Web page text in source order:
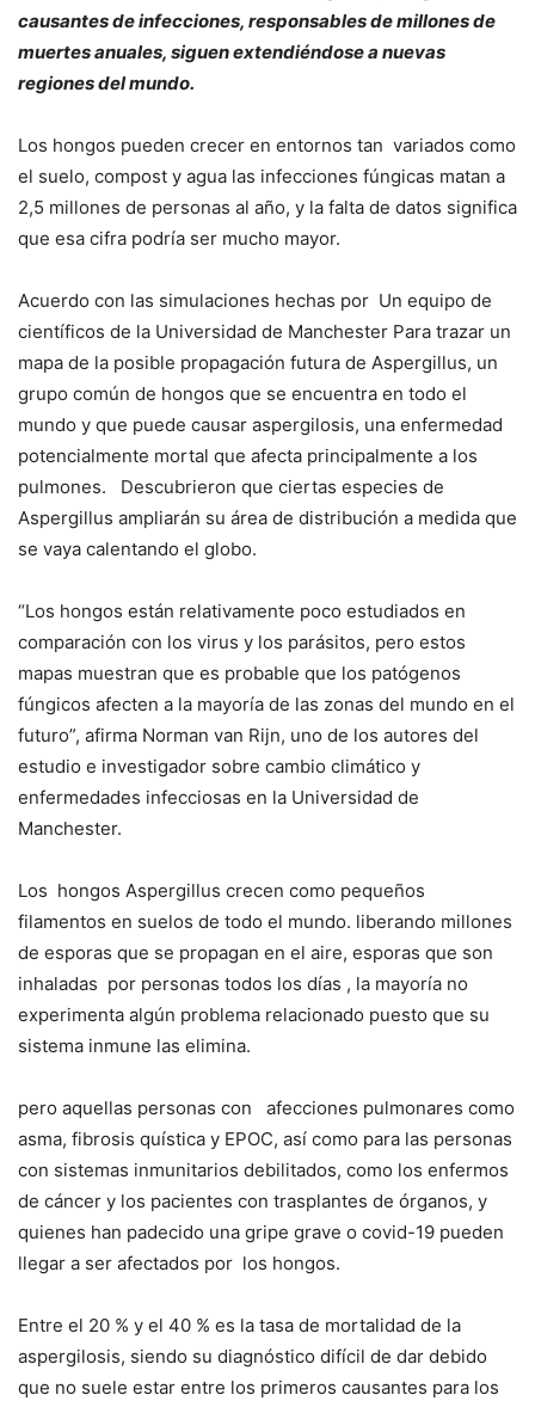
causantes de infecciones, responsables de millones de
muertes anuales, siguen extendiéndose a nuevas
regiones del mundo.
Los hongos pueden crecer en entornos tan variados como
el suelo, compost y agua las infecciones fúngicas matan a
2,5 millones de personas al año, y la falta de datos significa
que esa cifra podría ser mucho mayor.
Acuerdo con las simulaciones hechas por Un equipo de
científicos de la Universidad de Manchester Para trazar un
mapa de la posible propagación futura de Aspergillus, un
grupo común de hongos que se encuentra en todo el
mundo y que puede causar aspergilosis, una enfermedad
potencialmente mortal que afecta principalmente a los
pulmones. Descubrieron que ciertas especies de
Aspergillus ampliarán su área de distribución a medida que
se vaya calentando el globo.
“Los hongos están relativamente poco estudiados en
comparación con los virus y los parásitos, pero estos
mapas muestran que es probable que los patógenos
fúngicos afecten a la mayoría de las zonas del mundo en el
futuro”, afirma Norman van Rijn, uno de los autores del
estudio e investigador sobre cambio climático y
enfermedades infecciosas en la Universidad de
Manchester.
Los hongos Aspergillus crecen como pequeños
filamentos en suelos de todo el mundo. liberando millones
de esporas que se propagan en el aire, esporas que son
inhaladas por personas todos los días , la mayoría no
experimenta algún problema relacionado puesto que su
sistema inmune las elimina.
pero aquellas personas con afecciones pulmonares como
asma, fibrosis quística y EPOC, así como para las personas
con sistemas inmunitarios debilitados, como los enfermos
de cáncer y los pacientes con trasplantes de órganos, y
quienes han padecido una gripe grave o covid-19 pueden
llegar a ser afectados por los hongos.
Entre el 20 % y el 40 % es la tasa de mortalidad de la
aspergilosis, siendo su diagnóstico difícil de dar debido
que no suele estar entre los primeros causantes para los